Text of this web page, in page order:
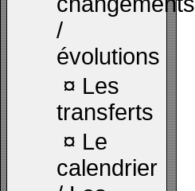
/
évolutions
¤ Les
transferts
¤ Le
calendrier